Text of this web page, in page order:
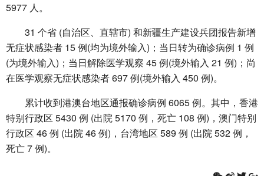
5977 人。
31 个省 (自治区、直辖市) 和新疆生产建设兵团报告新增
无症状感染者 15 例(均为境外输入)；当日转为确诊病例 1 例
(为境外输入)；当日解除医学观察 45 例(境外输入 21 例)；尚
在医学观察无症状感染者 697 例(境外输入 450 例)。
累计收到港澳台地区通报确诊病例 6065 例。其中，香港
特别行政区 5430 例 (出院 5170 例，死亡 108 例)，澳门特别
行政区 46 例 (出院 46 例)，台湾地区 589 例 (出院 532 例，
死亡 7 例)。